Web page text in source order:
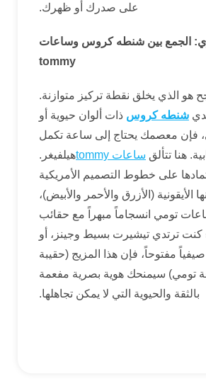
على صدرك أو ظهرك.
الجمع بين شنطه كروس وساعات
tommy
هو الذي يخلق نقطة تركيز متوازنة.
شنطه كروس ذات ألوان حيوية أو
فإن معصمك يحتاج إلى ساعة تكمل
هنا تتألق ساعات tommy
هيلفيغر.
على خطوط التصميم الأمريكية
الأيقونية (الأزرق والأحمر والأبيض)،
تومي انسجاماً مبهراً مع حقائب
ترتدي تيشيرت بسيط وجينز، أو
مفتوحاً، فإن هذا المزيج (حقيبة
تومي) سيمنحك هوية بصرية مفعمة
بالثقة والحيوية التي لا يمكن تجاهلها.